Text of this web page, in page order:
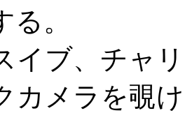
。
イブ、チャ
カメラを覗